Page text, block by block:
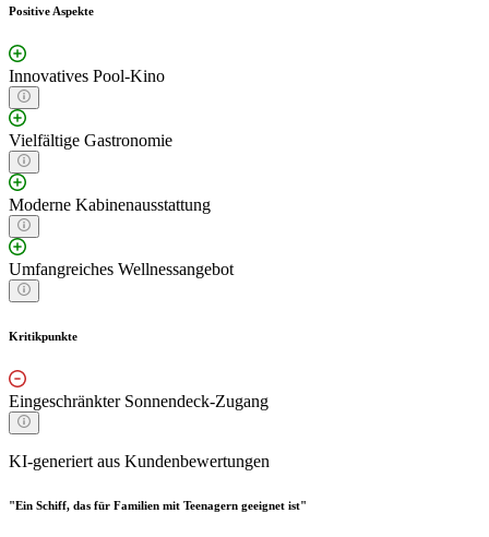
Positive Aspekte
Innovatives Pool-Kino
Vielfältige Gastronomie
Moderne Kabinenausstattung
Umfangreiches Wellnessangebot
Kritikpunkte
Eingeschränkter Sonnendeck-Zugang
KI-generiert aus Kundenbewertungen
"Ein Schiff, das für Familien mit Teenagern geeignet ist"